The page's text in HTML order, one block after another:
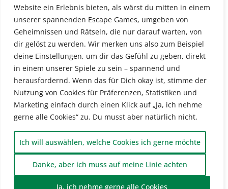
Website ein Erlebnis bieten, als wärst du mitten in einem
unserer spannenden Escape Games, umgeben von
Geheimnissen und Rätseln, die nur darauf warten, von
dir gelöst zu werden. Wir merken uns also zum Beispiel
deine Einstellungen, um dir das Gefühl zu geben, direkt
in einem unserer Spiele zu sein – spannend und
herausfordernd. Wenn das für Dich okay ist, stimme der
Nutzung von Cookies für Präferenzen, Statistiken und
Marketing einfach durch einen Klick auf „Ja, ich nehme
gerne alle Cookies“ zu. Du musst aber natürlich nicht.
Ich will auswählen, welche Cookies ich gerne möchte
Danke, aber ich muss auf meine Linie achten
Ja, ich nehme gerne alle Cookies